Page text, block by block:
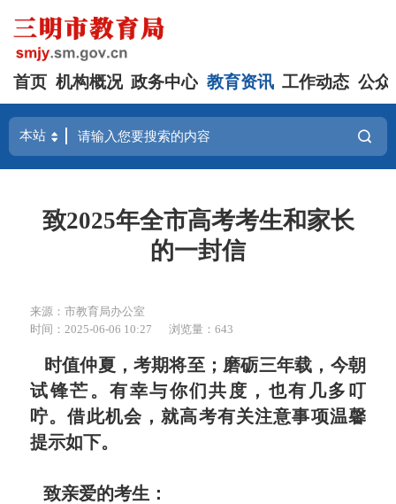
首页 机构概况 政务中心 教育资讯 工作动态 公众
致2025年全市高考考生和家长
的一封信
来源：市教育局办公室
时间：2025-06-06 10:27
浏览量：643
时值仲夏，考期将至；磨砺三年载，今朝
试锋芒。有幸与你们共度，也有几多叮
咛。借此机会，就高考有关注意事项温馨
提示如下。
致亲爱的考生：